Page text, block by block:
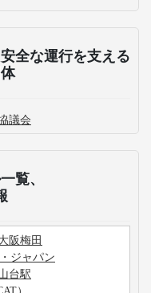
全な運行を支える
議会
覧、
阪梅田
ジャパン
台駅